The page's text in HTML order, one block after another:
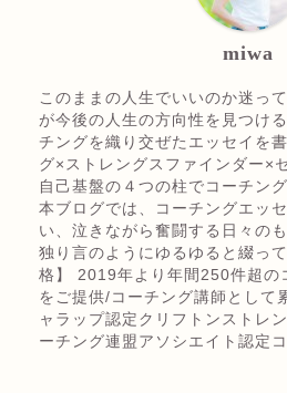
miwa
このままの人生でいいのか迷っ
が今後の人生の方向性を見つけ
チングを織り交ぜたエッセイを
グ×ストレングスファインダー×
自己基盤の４つの柱でコーチン
本ブログでは、コーチングエッ
い、泣きながら奮闘する日々の
独り言のようにゆるゆると綴っ
格】 2019年より年間250件超の
をご提供/コーチング講師として
ャラップ認定クリフトンストレ
ーチング連盟アソシエイト認定